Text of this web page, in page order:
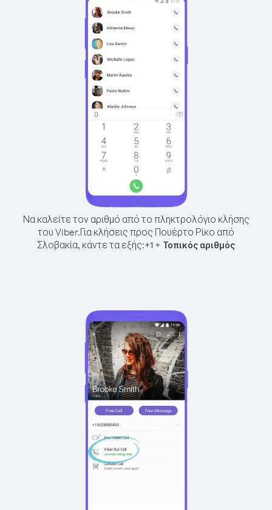
Να καλείτε τον αριθμό από το πληκτρολόγιο κλήσης
του Viber.Για κλήσεις προς Πουέρτο Ρίκο από
Σλοβακία, κάντε τα εξής:+1 + Τοπικός αριθμός